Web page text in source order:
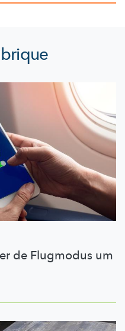
de Flugmodus um